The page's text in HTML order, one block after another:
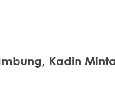
Kadin